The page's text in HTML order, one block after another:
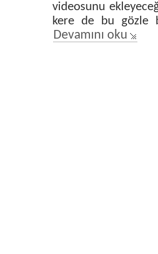
videosunu
kere de bu gözle
Devamını oku